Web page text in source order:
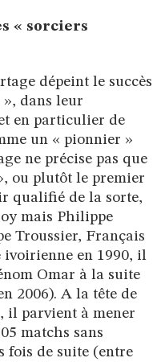
« sorciers
dépeint le succès
», dans leur
en particulier de
un « pionnier »
ne précise pas que
ou plutôt le premier
qualifié de la sorte,
mais Philippe
Troussier, Français
en 1990, il
Omar à la suite
2006). A la tête de
il parvient à mener
matchs sans
fois de suite (entre